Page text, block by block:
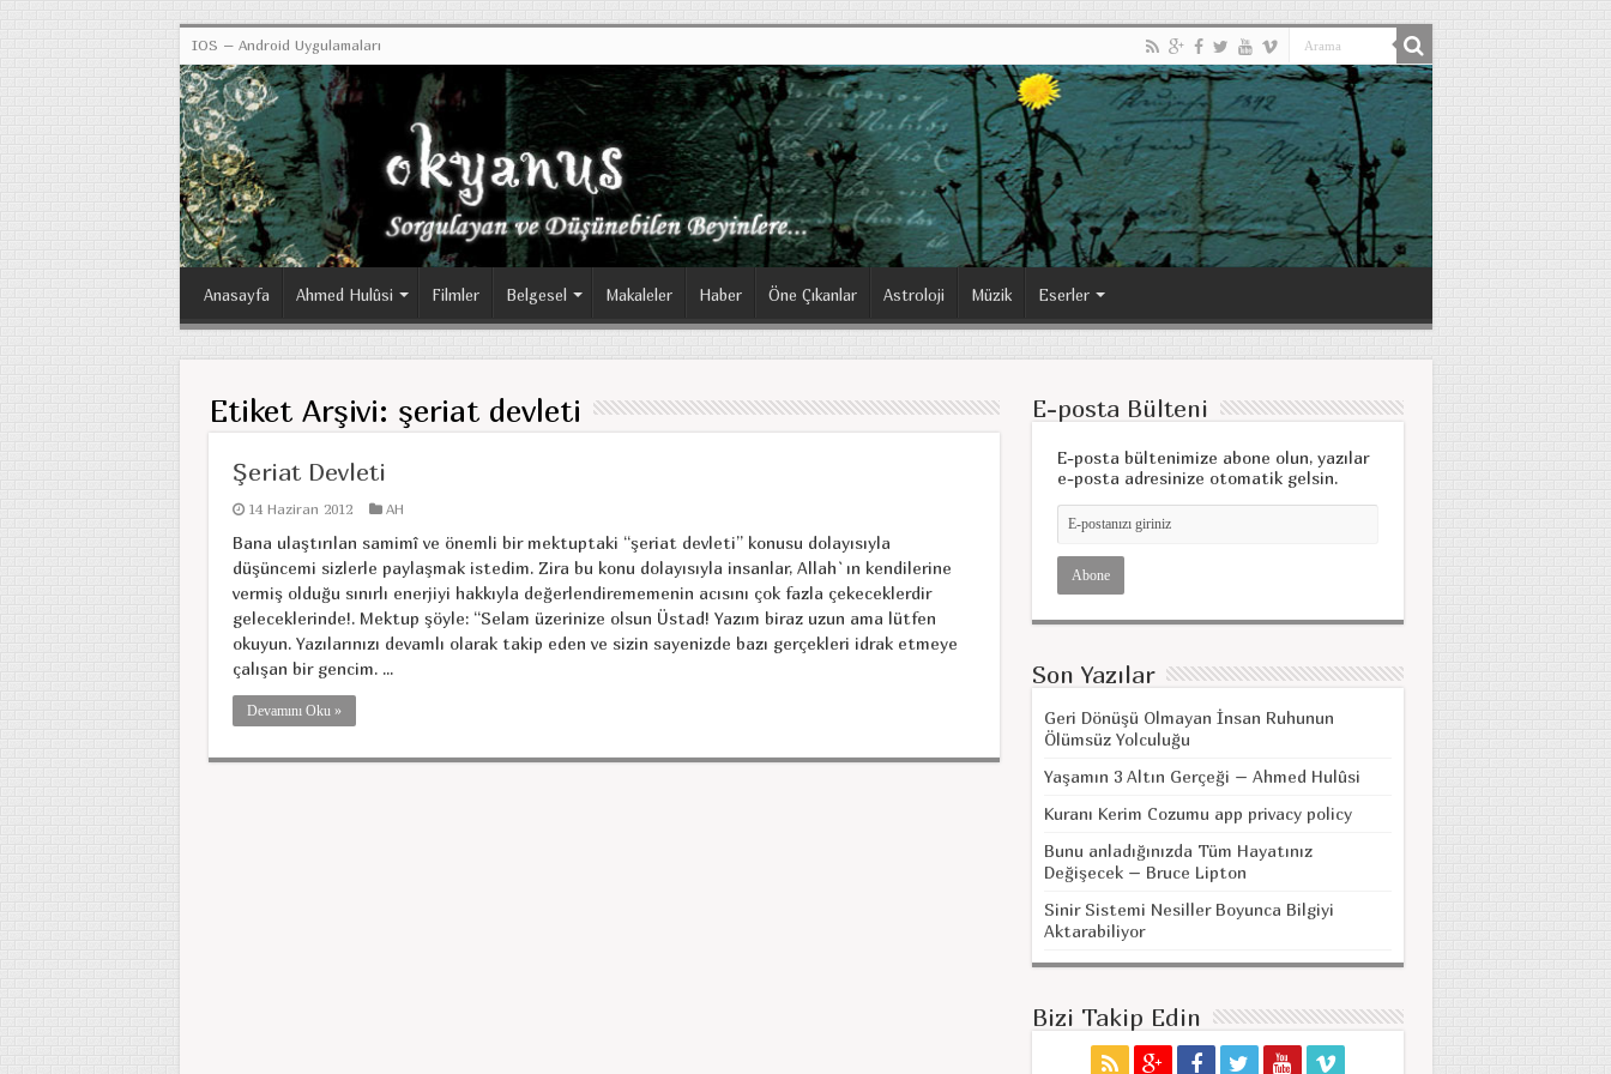
IOS – Android Uygulamaları
Anasayfa Ahmed Hulûsi Filmler Belgesel Makaleler Haber Öne Çıkanlar Astroloji Müzik Eserler
Etiket Arşivi: şeriat devleti
Şeriat Devleti
14 Haziran 2012 AH
Bana ulaştırılan samimî ve önemli bir mektuptaki “şeriat devleti” konusu dolayısıyla
düşüncemi sizlerle paylaşmak istedim. Zira bu konu dolayısıyla insanlar, Allah`ın kendilerine
vermiş olduğu sınırlı enerjiyi hakkıyla değerlendirememenin acısını çok fazla çekeceklerdir
geleceklerinde!. Mektup şöyle: “Selam üzerinize olsun Üstad! Yazım biraz uzun ama lütfen
okuyun. Yazılarınızı devamlı olarak takip eden ve sizin sayenizde bazı gerçekleri idrak etmeye
çalışan bir gencim. ...
Devamını Oku »
E-posta Bülteni
E-posta bültenimize abone olun, yazılar
e-posta adresinize otomatik gelsin.
Son Yazılar
Geri Dönüşü Olmayan İnsan Ruhunun
Ölümsüz Yolculuğu
Yaşamın 3 Altın Gerçeği – Ahmed Hulûsi
Kuranı Kerim Cozumu app privacy policy
Bunu anladığınızda Tüm Hayatınız
Değişecek – Bruce Lipton
Sinir Sistemi Nesiller Boyunca Bilgiyi
Aktarabiliyor
Bizi Takip Edin